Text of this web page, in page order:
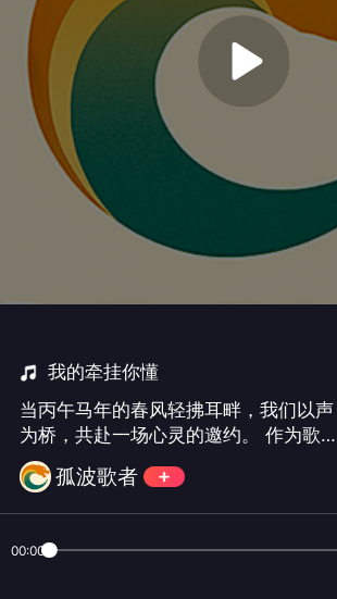
我的牵挂你懂
当丙午马年的春风轻拂耳畔，我们以声
为桥，共赴一场心灵的邀约。 作为歌
者，我始终在“孤子歌唱理论”的探索中，
追寻声音与情感的完美共振。今天呈上
的《我的牵挂你懂》（作品344），正
弦般细腻柔韧；音域贴合心声的起伏，
孤波歌者
00:00